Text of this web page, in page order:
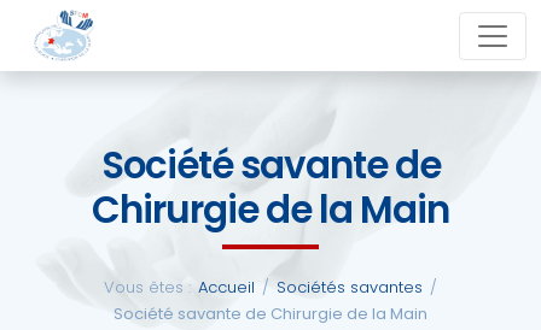
Société savante de
Chirurgie de la Main
Vous êtes : Accueil / Sociétés savantes /
Société savante de Chirurgie de la Main
close
SFCM
Actualités